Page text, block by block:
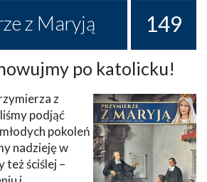
z Maryją 149
po katolicku!
z
podjąć
pokoleń
nadzieję w
też ściślej –